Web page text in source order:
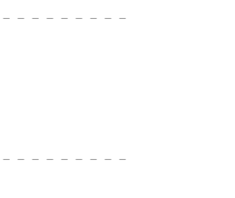
－－－－－－－－
－－－－－－－－